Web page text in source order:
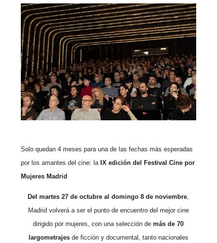
Solo quedan 4 meses para una de las fechas más esperadas
por los amantes del cine: laIX edición del Festival Cine por
Mujeres Madrid
Del martes 27 de octubre al domingo 8 de noviembre
Madrid volverá a ser el punto de encuentro del mejor cine
dirigido por mujeres, con una selección demás de 70
largometrajesde ficción y documental, tanto nacionales